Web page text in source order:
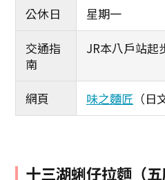
公休日
星期一
交通指
南
JR本八戶站起
網頁 味之麵匠 （日
十三湖蜊仔拉麵（五